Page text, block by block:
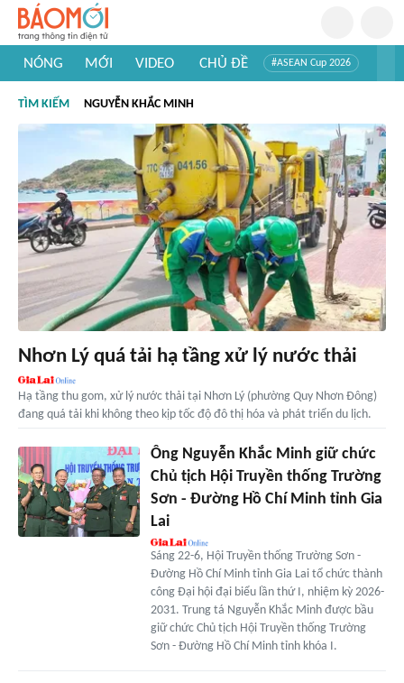
NÓNG MỚI VIDEO CHỦ ĐỀ #ASEAN Cup 2026
#Khám phá thế giới
TÌM KIẾM NGUYỄN KHẮC MINH
Nhơn Lý quá tải hạ tầng xử lý nước thải
Hạ tầng thu gom, xử lý nước thải tại Nhơn Lý (phường Quy Nhơn Ðông)
đang quá tải khi không theo kịp tốc độ đô thị hóa và phát triển du lịch.
Ông Nguyễn Khắc Minh giữ chức
Chủ tịch Hội Truyền thống Trường
Sơn - Đường Hồ Chí Minh tỉnh Gia
Lai
Sáng 22-6, Hội Truyền thống Trường Sơn -
Đường Hồ Chí Minh tỉnh Gia Lai tổ chức thành
công Đại hội đại biểu lần thứ I, nhiệm kỳ 2026-
2031. Trung tá Nguyễn Khắc Minh được bầu
giữ chức Chủ tịch Hội Truyền thống Trường
Sơn - Đường Hồ Chí Minh tỉnh khóa I.